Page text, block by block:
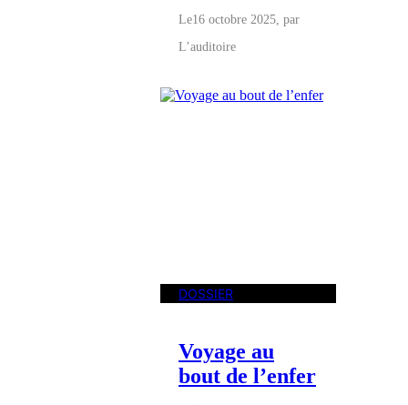
Le16 octobre 2025 , par
L’auditoire
DOSSIER
Voyage au
bout de l’enfer